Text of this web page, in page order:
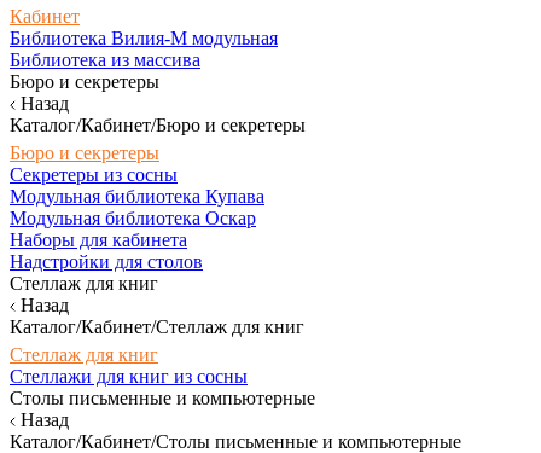
Кабинет
Библиотека Вилия-М модульная
Библиотека из массива
Бюро и секретеры
Назад
Каталог/Кабинет/Бюро и секретеры
Бюро и секретеры
Секретеры из сосны
Модульная библиотека Купава
Модульная библиотека Оскар
Наборы для кабинета
Надстройки для столов
Стеллаж для книг
Назад
Каталог/Кабинет/Стеллаж для книг
Стеллаж для книг
Стеллажи для книг из сосны
Столы письменные и компьютерные
Назад
Каталог/Кабинет/Столы письменные и компьютерные